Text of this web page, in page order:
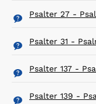
Psalter 27 -
Psalter 31 -
Psalter 137 -
Psalter 139 -